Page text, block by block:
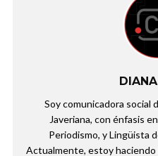
Soy comunicadora social
Javeriana, con énfasis
Periodismo, y Lingüista
Actualmente, estoy haciendo